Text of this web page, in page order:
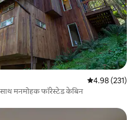
औसत रेटिंग 5 में से
4.98 (231)
मनमोहक फॉरेस्टेड केबिन